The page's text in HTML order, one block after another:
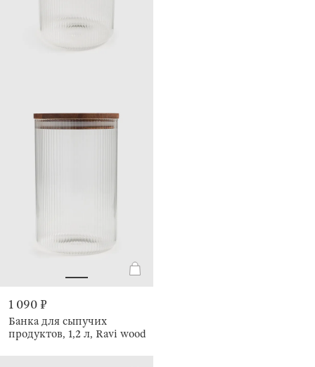
1 090 ₽
Банка для сыпучих
продуктов, 1,2 л, Ravi wood